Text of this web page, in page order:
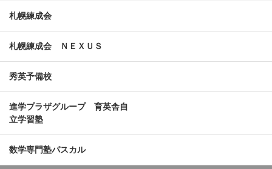
札幌練成会
札幌練成会 ＮＥＸＵＳ
秀英予備校
進学プラザグループ 育英舎自
立学習塾
数学専門塾パスカル